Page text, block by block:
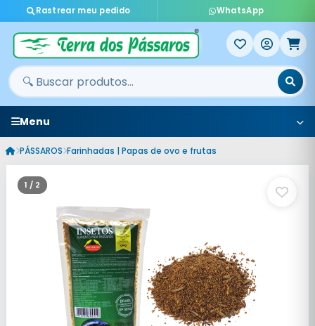
Rastrear meu pedido WhatsApp
Menu
PÁSSAROS Farinhadas | Papas de ovo e frutas
1 / 2